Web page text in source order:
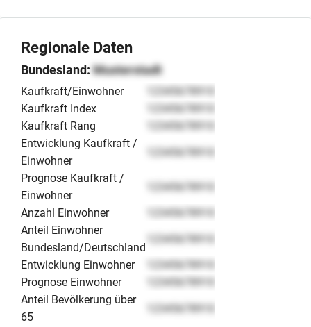
Regionale Daten
Bundesland: Musterstadt
Kaufkraft/Einwohner
12345678910
Kaufkraft Index
12345678910
Kaufkraft Rang
12345678910
Entwicklung Kaufkraft /
Einwohner
12345678910
Prognose Kaufkraft /
Einwohner
12345678910
Anzahl Einwohner
12345678910
Anteil Einwohner
Bundesland/Deutschland
12345678910
Entwicklung Einwohner
12345678910
Prognose Einwohner
12345678910
Anteil Bevölkerung über
65
12345678910